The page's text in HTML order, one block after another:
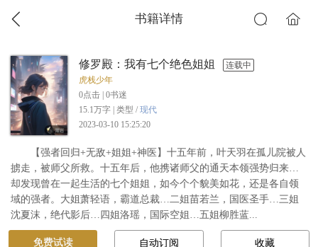
书籍详情
修罗殿：我有七个绝色姐姐
连载中
虎栈少年
0点击 | 0书迷
15.1万字 | 类型 / 现代
2023-03-10 15:25:20
【强者回归+无敌+姐姐+神医】十五年前，叶天羽在孤儿院被人
掳走，被师父所救。十五年后，他携诸师父的通天本领强势归来…
却发现曾在一起生活的七个姐姐，如今个个貌美如花，还是各自领
域的强者。大姐萧轻语，霸道总裁…二姐苗若兰，国医圣手…三姐
沈夏沫，绝代影后…四姐洛瑶，国际空姐…五姐柳胜蓝...
免费试读 自动订阅 收藏